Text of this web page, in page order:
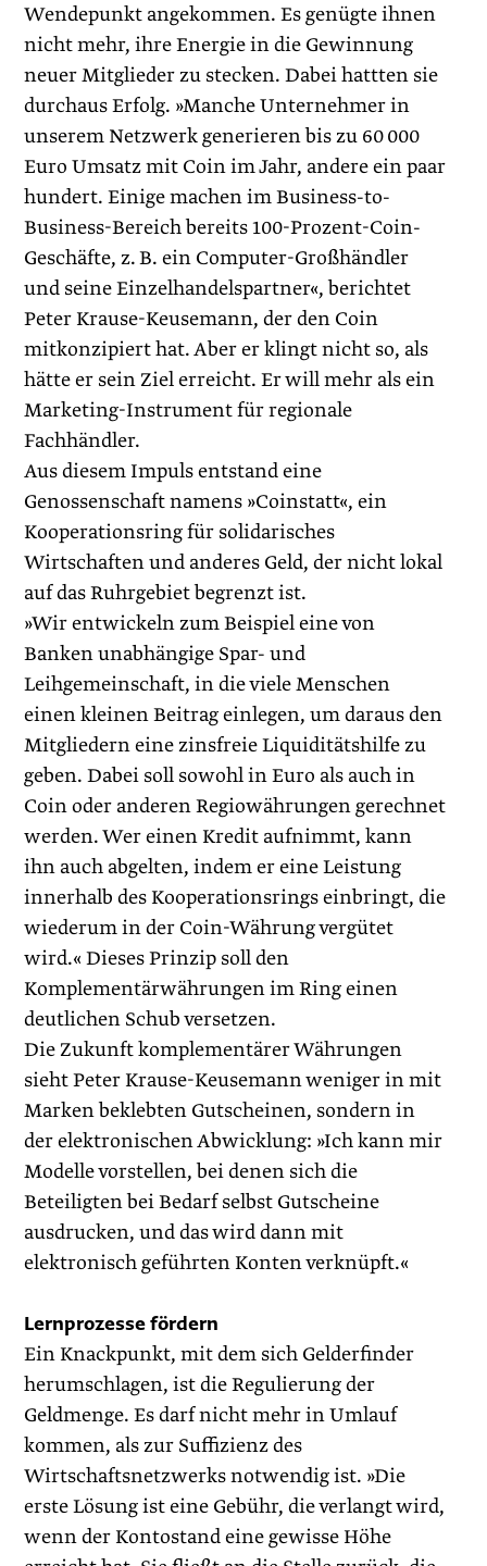
Wendepunkt angekommen. Es genügte ihnen
nicht mehr, ihre Energie in die Gewinnung
neuer Mitglieder zu stecken. Dabei hattten sie
durchaus Erfolg. »Manche Unternehmer in
unserem Netzwerk generieren bis zu 60 000
Euro Umsatz mit Coin im Jahr, andere ein paar
hundert. Einige machen im Business-to-
Business-Bereich bereits 100-Prozent-Coin-
Geschäfte, z. B. ein Computer-Großhändler
und seine Einzelhandelspartner«, berichtet
Peter Krause-Keusemann, der den Coin
mitkonzipiert hat. Aber er klingt nicht so, als
hätte er sein Ziel erreicht. Er will mehr als ein
Marketing-­Instrument für regionale
Fachhändler.
Aus diesem Impuls entstand eine
Genossenschaft namens »Coinstatt«, ein
Kooperationsring für solidarisches
Wirtschaften und anderes Geld, der nicht lokal
auf das Ruhrgebiet begrenzt ist.
»Wir entwickeln zum Beispiel eine von
Banken unabhängige Spar- und
Leihgemeinschaft, in die viele Menschen
einen kleinen Beitrag einlegen, um daraus den
Mitgliedern eine zinsfreie Liquiditätshilfe zu
geben. Dabei soll sowohl in Euro als auch in
Coin oder anderen Regiowährungen gerechnet
werden. Wer einen Kredit aufnimmt, kann
ihn auch abgelten, indem er eine Leistung
innerhalb des Kooperationsrings einbringt, die
wiederum in der Coin-Währung vergütet
wird.« Dieses Prinzip soll den
Komplementärwährungen im Ring einen
deutlichen Schub versetzen.
Die Zukunft komplementärer Währungen
sieht Peter Krause-Keusemann weniger in mit
Marken beklebten Gutscheinen, sondern in
der elektronischen Abwicklung: »Ich kann mir
Modelle vorstellen, bei denen sich die
Beteiligten bei Bedarf selbst Gutscheine
ausdrucken, und das wird dann mit
elektronisch geführten Konten verknüpft.«
Lernprozesse fördern
Ein Knackpunkt, mit dem sich Geld­erfinder
herumschlagen, ist die Regulierung der
Geldmenge. Es darf nicht mehr in Umlauf
kommen, als zur Suffizienz des
Wirtschaftsnetzwerks notwendig ist. »Die
erste Lösung ist eine Gebühr, die verlangt wird,
wenn der Kontostand eine gewisse Höhe